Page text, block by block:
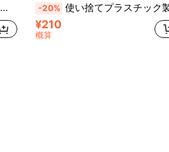
-20% 使い捨てプラスチック製フードカバー 200個入り カラフル エラスティック ラップ フードカバー 密閉保存 リッド プレートカバー キッチン パッケージバッグ ストレージバッグ 屋外、キ
¥210
概算